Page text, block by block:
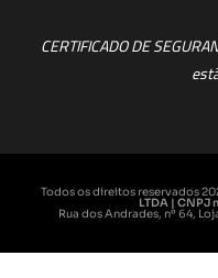
CERTIFICADO DE
Todos os direitos reservados
LTDA |
Rua dos Andrades, nº 64,